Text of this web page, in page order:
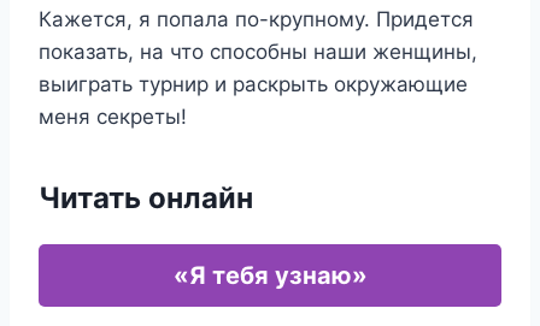
Кажется, я попала по-крупному. Придется
показать, на что способны наши женщины,
выиграть турнир и раскрыть окружающие
меня секреты!
Читать онлайн
«Я тебя узнаю»